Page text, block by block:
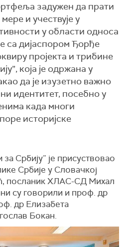
задужен да прати
и учествује у
у области односа
са дијаспором Ђорђе
пројекта и трибине
која је одржана у
да је изузетно важно
идентитет, посебно у
када многи
историјске
Србију” је присуствовао
Србије у Словачкој
посланик ХЛАС-СД Михал
су говорили и проф. др
др Елизабета
Бокан.